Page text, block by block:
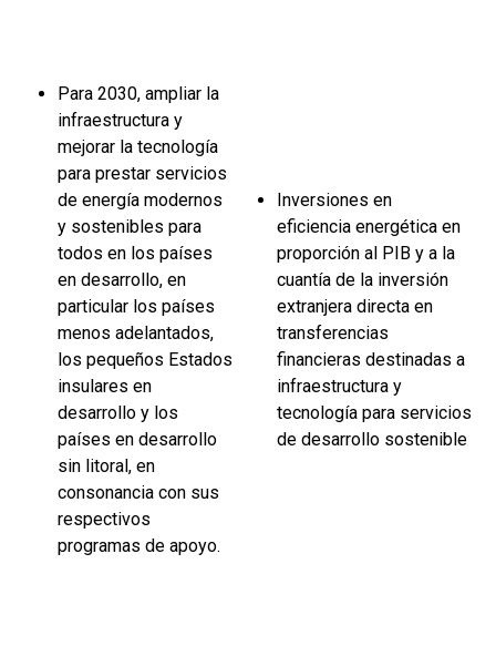
Para 2030, ampliar la
infraestructura y
mejorar la tecnología
para prestar servicios
de energía modernos
y sostenibles para
todos en los países
en desarrollo, en
particular los países
menos adelantados,
los pequeños Estados
insulares en
desarrollo y los
países en desarrollo
sin litoral, en
consonancia con sus
respectivos
programas de apoyo.
Inversiones en
eficiencia energética en
proporción al PIB y a la
cuantía de la inversión
extranjera directa en
transferencias
financieras destinadas a
infraestructura y
tecnología para servicios
de desarrollo sostenible